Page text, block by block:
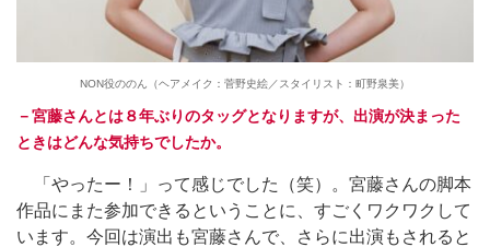
NON役ののん（ヘアメイク：菅野史絵／スタイリスト：町野泉美）
－宮藤さんとは８年ぶりのタッグとなりますが、出演が決まった
ときはどんな気持ちでしたか。
「やったー！」って感じでした（笑）。宮藤さんの脚本
作品にまた参加できるということに、すごくワクワクして
います。今回は演出も宮藤さんで、さらに出演もされると